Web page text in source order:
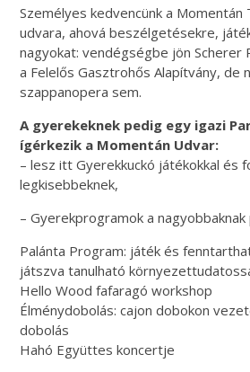
Személyes kedvencünk a Momentán
udvara, ahová beszélgetésekre,
nagyokat: vendégségbe jön Scherer
a Felelős Gasztrohős Alapítvány, de
szappanopera sem.
A gyerekeknek pedig egy igazi
ígérkezik a Momentán Udvar:
– lesz itt Gyerekkuckó játékokkal és
legkisebbeknek,
– Gyerekprogramok a nagyobbaknak
Palánta Program: játék és
játszva tanulható
Hello Wood fafaragó workshop
Élménydobolás: cajon dobokon
dobolás
Hahó Együttes koncertje